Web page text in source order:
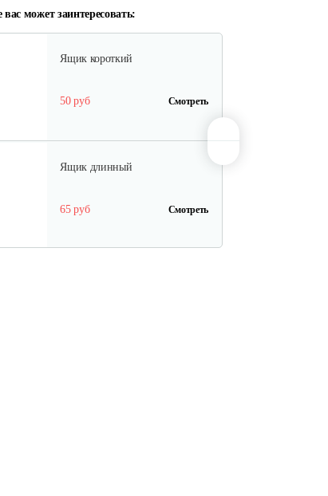
может заинтересовать:
Ящик короткий
50 руб Смотреть
Ящик длинный
65 руб Смотреть